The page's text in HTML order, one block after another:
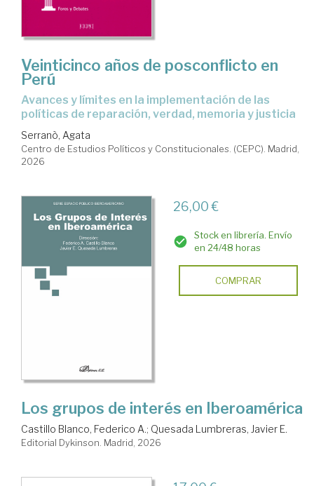
Veinticinco años de posconflicto en
Perú
Avances y límites en la implementación de las
políticas de reparación, verdad, memoria y justicia
Serranò, Agata
Centro de Estudios Políticos y Constitucionales. (CEPC). Madrid,
2026
26,00 €
Stock en librería. Envío
en 24/48 horas
COMPRAR
Los grupos de interés en Iberoamérica
Castillo Blanco, Federico A.; Quesada Lumbreras, Javier E.
Editorial Dykinson. Madrid, 2026